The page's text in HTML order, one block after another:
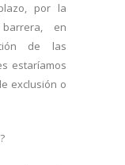
por la
en
de las
estaríamos
exclusión o